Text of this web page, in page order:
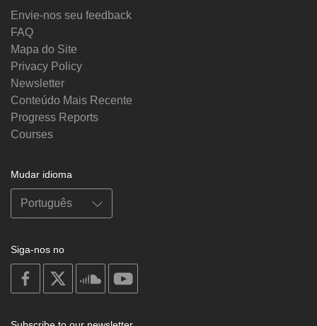
Envie-nos seu feedback
FAQ
Mapa do Site
Privacy Policy
Newsletter
Conteúdo Mais Recente
Progress Reports
Courses
Mudar idioma
Siga-nos no
on
facebook
soundcloud